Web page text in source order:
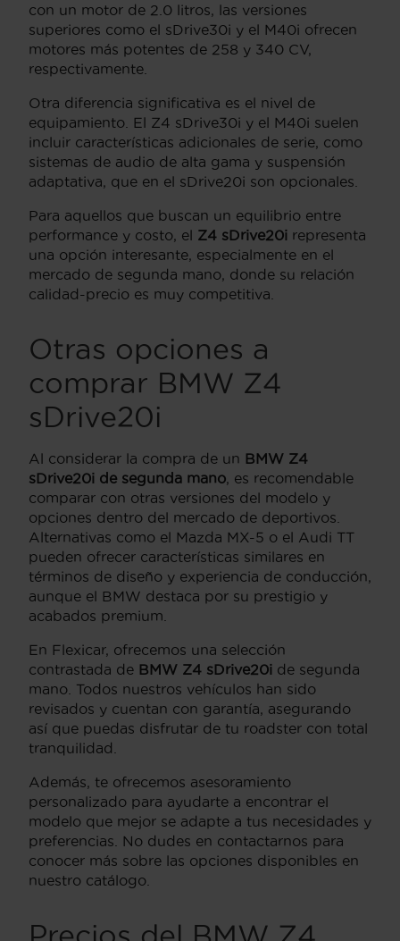
con un motor de 2.0 litros, las versiones
superiores como el sDrive30i y el M40i ofrecen
motores más potentes de 258 y 340 CV,
respectivamente.
Otra diferencia significativa es el nivel de
equipamiento. El Z4 sDrive30i y el M40i suelen
incluir características adicionales de serie, como
sistemas de audio de alta gama y suspensión
adaptativa, que en el sDrive20i son opcionales.
Para aquellos que buscan un equilibrio entre
performance y costo, el Z4 sDrive20i representa
una opción interesante, especialmente en el
mercado de segunda mano, donde su relación
calidad-precio es muy competitiva.
Otras opciones a
comprar BMW Z4
sDrive20i
Al considerar la compra de un BMW Z4
sDrive20i de segunda mano, es recomendable
comparar con otras versiones del modelo y
opciones dentro del mercado de deportivos.
Alternativas como el Mazda MX-5 o el Audi TT
pueden ofrecer características similares en
términos de diseño y experiencia de conducción,
aunque el BMW destaca por su prestigio y
acabados premium.
En Flexicar, ofrecemos una selección
contrastada de BMW Z4 sDrive20i de segunda
mano. Todos nuestros vehículos han sido
revisados y cuentan con garantía, asegurando
así que puedas disfrutar de tu roadster con total
tranquilidad.
Además, te ofrecemos asesoramiento
personalizado para ayudarte a encontrar el
modelo que mejor se adapte a tus necesidades y
preferencias. No dudes en contactarnos para
conocer más sobre las opciones disponibles en
nuestro catálogo.